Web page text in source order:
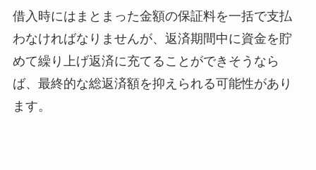
借入時にはまとまった金額の保証料を一括で支払
わなければなりませんが、返済期間中に資金を貯
めて繰り上げ返済に充てることができそうなら
ば、最終的な総返済額を抑えられる可能性があり
ます。